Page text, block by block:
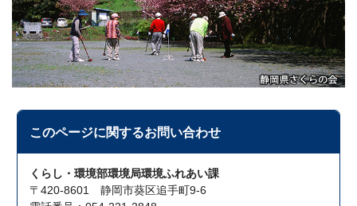
このページに関するお問い合わせ
くらし・環境部環境局環境ふれあい課
〒420-8601 静岡市葵区追手町9-6